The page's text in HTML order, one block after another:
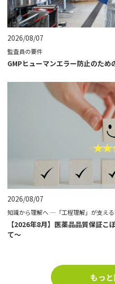
2026/08/07
監査員の要件
GMPヒューマンエラー防止のため
2026/08/07
知識から理解へ ―「工程理解」が支え
【2026年8月】医薬品品質保証
て～
もっ